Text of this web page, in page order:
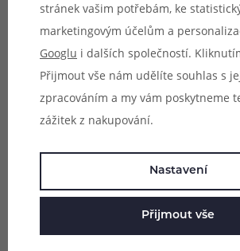
Provedení: Standard
Typ:24GA (0,5 mm)
Balení:10m
Parametry
stránek vašim potřebám, ke
marketingovým účelům a
Googlu i dalších společností.
Přijmout vše nám udělíte souhlas s
zpracováním a my vám poskytneme
zážitek z nakupování.
Nastavení
Přijmout vše